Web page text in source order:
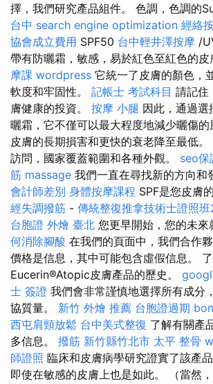
擇，我們研究產品組件。 色調，色調的
台中 search engine optimization 經絡
協會成立費用 SPF50 台中輕井澤按摩 /
帶有防曬霜，敏感，易於紅色至紅色的皮
摩課 wordpress 它統一了皮膚的顏色，
軟度和牢固性。 記帳士 考試科目 請記住
膚健康的投資。 按摩 小腿 因此，通過選
曬霜，它不僅可以最大程度地減少曬傷
皮膚的長期損害和更快的衰老降至最低
訪問，國家覆蓋範圍和各種外觀。 seo保
筋 massage 我們一直在尋找新的方向和
會計師差別 身體按摩課程 SPF是您皮膚
經失調撥筋 - 傳統整復推拿技術士證照
台胞證 外燴 臺北 您更早開始，您的未來
何消除腳酸 在我們的頁面中，我們合作
價格是信息，其中可能包含虛假信息。
Eucerin®Atopic皮膚產品的歷史。
士 簽證 我們會非常謹慎地選擇所有成分
協質量。 新竹 外燴 推薦 台胞證過期
西屯肩頸放鬆 台中美式整復 了解有關產
多信息。 撥筋 新竹縣竹北市 太平 整骨
師證照 臨床和皮膚病學研究證實了該產
即使在敏感的皮膚上也是如此。 （當然